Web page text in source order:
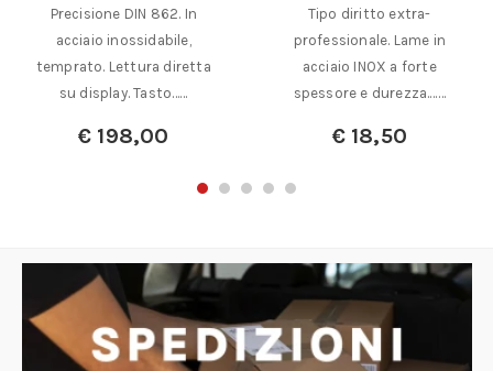
Precisione DIN 862. In
acciaio inossidabile,
temprato. Lettura diretta
su display. Tasto……
€ 198,00
Tipo diritto extra-
professionale. Lame in
acciaio INOX a forte
spessore e durezza.……
€18,50